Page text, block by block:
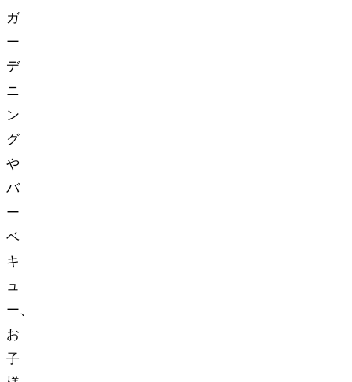
ガ
ー
デ
ニ
ン
グ
や
バ
ー
ベ
キ
ュ
ー、
お
子